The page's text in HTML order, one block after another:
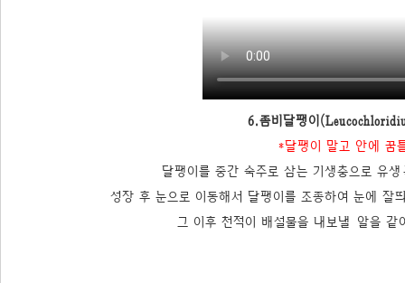
6.좀비달팽이
*달팽이 말고 안에 꿈
달팽이를 중간 숙주로 삼는 기생충으로 유생
성장 후 눈으로 이동해서 달팽이를 조종하여 눈에 잘
그 이후 천적이 배설물을 내보낼 알을